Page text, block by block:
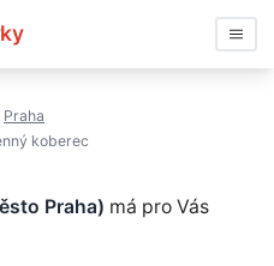
Praha
koberec
Praha) má pro Vás